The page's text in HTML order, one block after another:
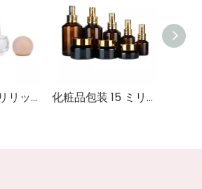
新しい 30 ミリリットルラウンドガラスファンデーションボトルポータブルエネルギー顔の保湿アイクリームローション容器化粧品包装 化粧品包装 15 ミリリットル-100 グラムゴールド蓋付き斜めショルダーガラスボトル/ポンプ/ドロッパーローションボトルクリームジャーセット